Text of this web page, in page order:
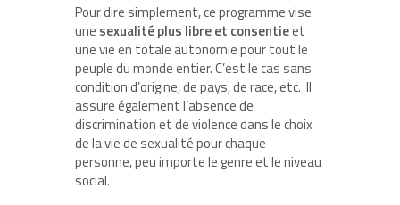
Pour dire simplement, ce programme vise
une sexualité plus libre et consentieet
une vie en totale autonomie pour tout le
peuple du monde entier. C’est le cas sans
condition d’origine, de pays, de race, etc. Il
assure également l’absence de
discrimination et de violence dans le choix
de la vie de sexualité pour chaque
personne, peu importe le genre et le niveau
social.